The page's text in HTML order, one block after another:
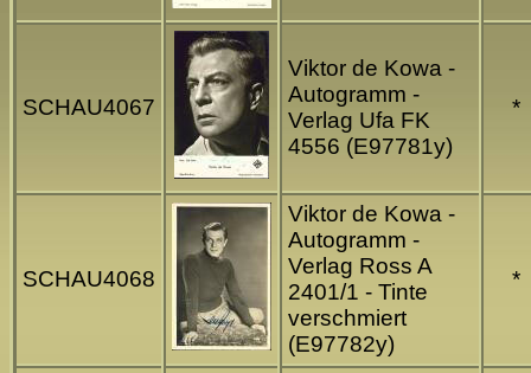
SCHAU4067
Viktor de Kowa -
Autogramm -
Verlag Ufa FK
4556 (E97781y)
*
SCHAU4068
Viktor de Kowa -
Autogramm -
Verlag Ross A
2401/1 - Tinte
verschmiert
(E97782y)
*